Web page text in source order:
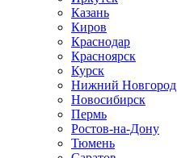
Казань
Киров
Краснодар
Красноярск
Курск
Нижний Новгород
Новосибирск
Пермь
Ростов-на-Дону
Тюмень